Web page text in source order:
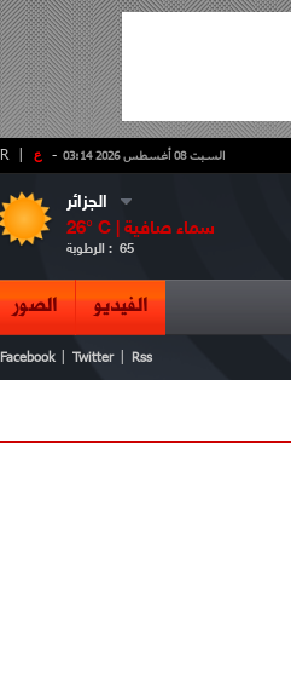
- ع السبت 08 أغسطس 2026 03:14
الجزائر
26° C | سماء صافية
الرطوبة : 65
الفيديو الصور
Facebook Twitter Rss